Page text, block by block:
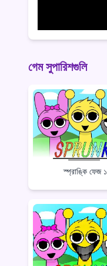
গেম সুপারিশগুলি
স্প্রাঙ্কি ফেজ ১